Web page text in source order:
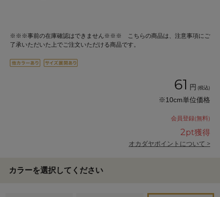
※※※事前の在庫確認はできません※※※ こちらの商品は、注意事項にご
了承いただいた上でご注文いただける商品です。
61 円 (税込)
※10cm単位価格
会員登録(無料)
2pt獲得
オカダヤポイントについて >
カラーを選択してください